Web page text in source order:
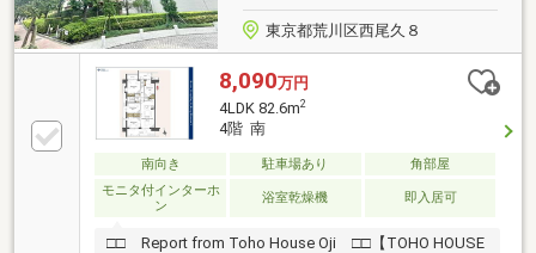
東京都荒川区西尾久８
8,090万円
4LDK 82.6m2
4階 南
南向き 駐車場あり
角部屋
モニタ付インターホ
ン
浴室乾燥機 即入居可
□□ Report from Toho House Oji □□【TOHO HOUSE